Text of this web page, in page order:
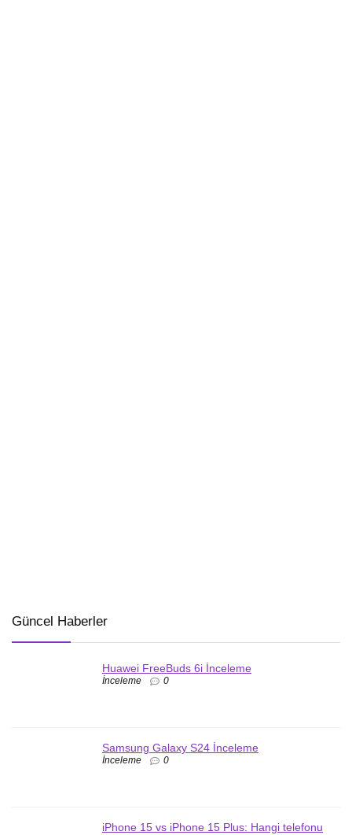
Güncel Haberler
Huawei FreeBuds 6i İnceleme
İnceleme 0
Samsung Galaxy S24 İnceleme
İnceleme 0
iPhone 15 vs iPhone 15 Plus: Hangi telefonu